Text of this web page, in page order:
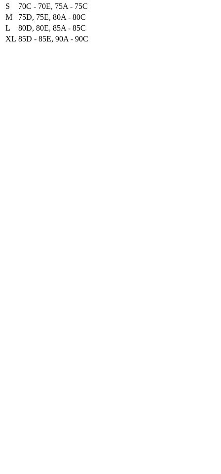
S
70C - 70E, 75A - 75C
M
75D, 75E, 80A - 80C
L
80D, 80E, 85A - 85C
XL 85D - 85E, 90A - 90C